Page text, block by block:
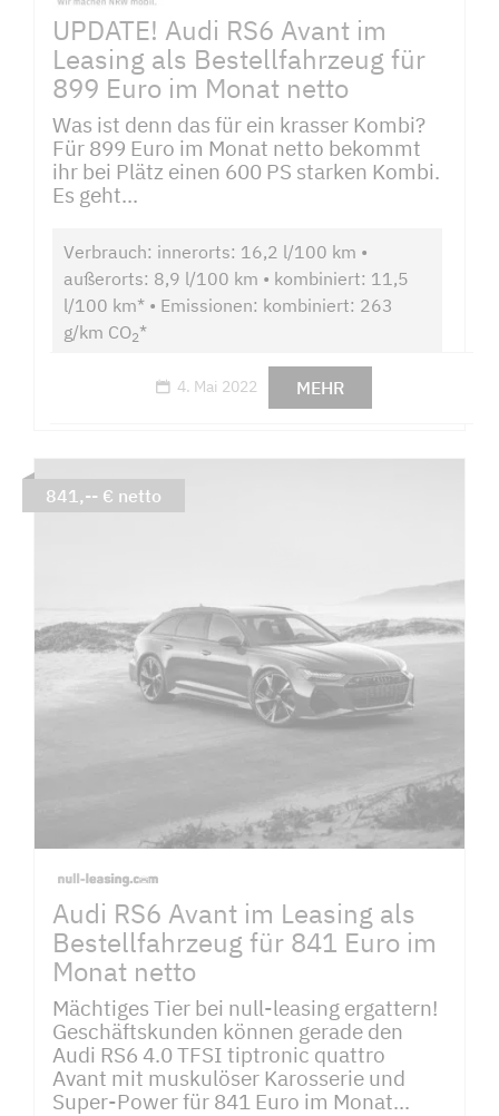
UPDATE! Audi RS6 Avant im
Leasing als Bestellfahrzeug für
899 Euro im Monat netto
Was ist denn das für ein krasser Kombi?
Für 899 Euro im Monat netto bekommt
ihr bei Plätz einen 600 PS starken Kombi.
Es geht...
Verbrauch: innerorts: 16,2 l/100 km •
außerorts: 8,9 l/100 km • kombiniert: 11,5
l/100 km* • Emissionen: kombiniert: 263
g/km CO2*
4. Mai 2022 MEHR
Audi RS6 Avant im Leasing als
Bestellfahrzeug für 841 Euro im
Monat netto
Mächtiges Tier bei null-leasing ergattern!
Geschäftskunden können gerade den
Audi RS6 4.0 TFSI tiptronic quattro
Avant mit muskulöser Karosserie und
Super-Power für 841 Euro im Monat...
841,-- € netto